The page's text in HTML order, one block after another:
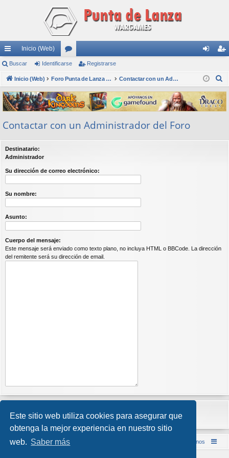
Este sitio web utiliza cookies para asegurar que
obtenga la mejor experiencia en nuestro sitio
web. Saber más
nl
ac
es
rá
pi
do
s
Inicio (Web)
or
os nti
fic
ar
ist
ra
rs
Buscar Identificarse Registrarse
Inicio (Web) Foro Punta de Lanza Wargames Contactar con un Administrador del Foro
s
c
Contactar con un Administrador del Foro
Destinatario:
Administrador
Su dirección de correo electrónico:
Su nombre:
Asunto:
Cuerpo del mensaje:
Este mensaje será enviado como texto plano, no incluya HTML o BBCode. La dirección
del remitente será su dirección de email.
Inicio (Web) Foro Punta de Lanza Wargames Contáctenos